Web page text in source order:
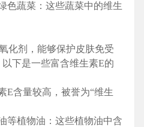
色蔬菜：这些蔬菜中的维生
化剂，能够保护皮肤免受
下是一些富含维生素E的
E含量较高，被誉为“维生
等植物油：这些植物油中含